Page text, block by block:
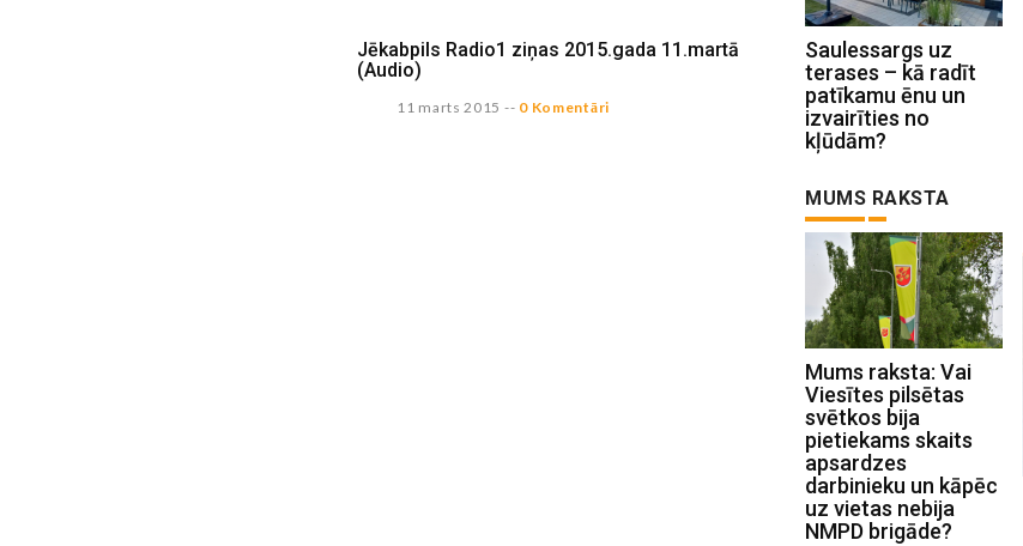
Jēkabpils Radio1 ziņas 2015.gada 11.martā
(Audio)
11 marts 2015 -- 0 Komentāri
Saulessargs uz
terases – kā radīt
patīkamu ēnu un
izvairīties no
kļūdām?
MUMS RAKSTA
Mums raksta: Vai
Viesītes pilsētas
svētkos bija
pietiekams skaits
apsardzes
darbinieku un kāpēc
uz vietas nebija
NMPD brigāde?
Jēkabpils Radio1 ziņas 2026.gada